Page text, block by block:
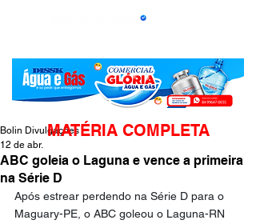
ABC goleia o Laguna e vence a primeira
na Série D
Bolin Divulgações
12 de abr.
Após estrear perdendo na Série D para o
Maguary-PE, o ABC goleou o Laguna-RN
MATÉRIA COMPLETA